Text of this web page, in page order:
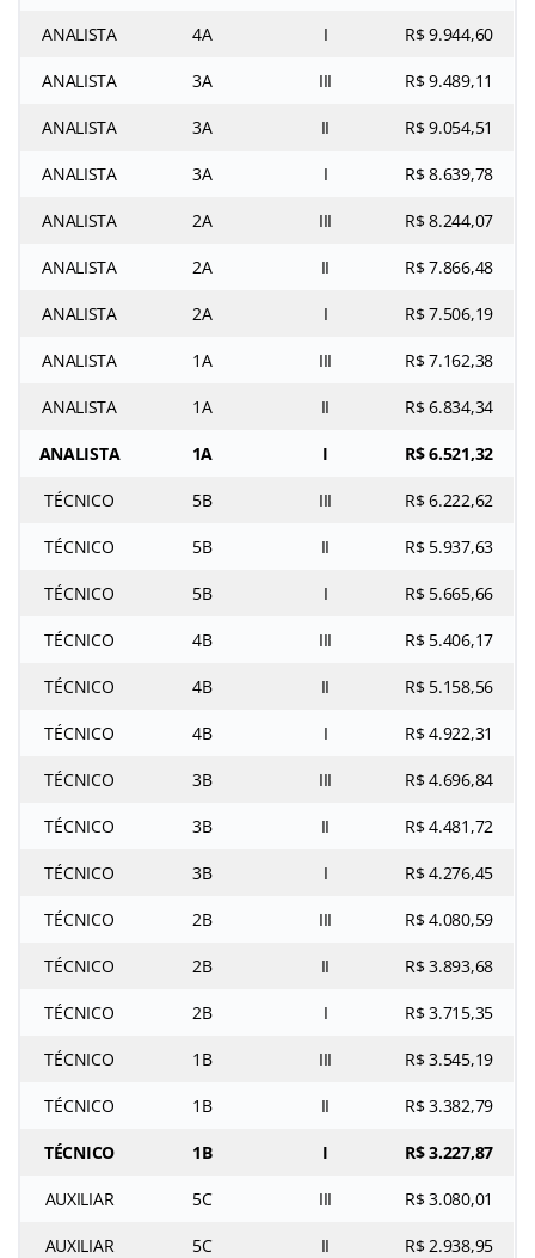
ANALISTA 4A I R$ 9.944,60
ANALISTA 3A III R$ 9.489,11
ANALISTA 3A II R$ 9.054,51
ANALISTA 3A I R$ 8.639,78
ANALISTA 2A III R$ 8.244,07
ANALISTA 2A II R$ 7.866,48
ANALISTA 2A I R$ 7.506,19
ANALISTA 1A III R$ 7.162,38
ANALISTA 1A II R$ 6.834,34
ANALISTA 1A I R$ 6.521,32
TÉCNICO 5B III R$ 6.222,62
TÉCNICO 5B II R$ 5.937,63
TÉCNICO 5B I R$ 5.665,66
TÉCNICO 4B III R$ 5.406,17
TÉCNICO 4B II R$ 5.158,56
TÉCNICO 4B I R$ 4.922,31
TÉCNICO 3B III R$ 4.696,84
TÉCNICO 3B II R$ 4.481,72
TÉCNICO 3B I R$ 4.276,45
TÉCNICO 2B III R$ 4.080,59
TÉCNICO 2B II R$ 3.893,68
TÉCNICO 2B I R$ 3.715,35
TÉCNICO 1B III R$ 3.545,19
TÉCNICO 1B II R$ 3.382,79
TÉCNICO 1B I R$ 3.227,87
AUXILIAR 5C III R$ 3.080,01
AUXILIAR 5C II R$ 2.938,95